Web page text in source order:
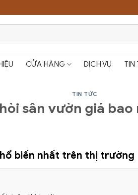
CỬA HÀNG DỊCH VỤ TIN
TIN TỨC
sân vườn giá bao
biến nhất trên thị trường